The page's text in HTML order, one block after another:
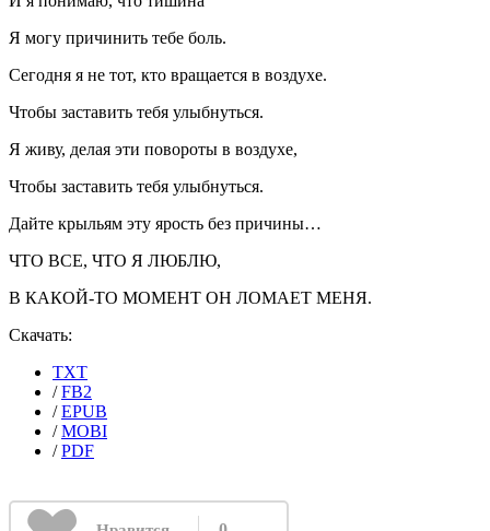
Я могу причинить тебе боль.
Сегодня я не тот, кто вращается в воздухе.
Чтобы заставить тебя улыбнуться.
Я живу, делая эти повороты в воздухе,
Чтобы заставить тебя улыбнуться.
Дайте крыльям эту ярость без причины…
ЧТО ВСЕ, ЧТО Я ЛЮБЛЮ,
В КАКОЙ-ТО МОМЕНТ ОН ЛОМАЕТ МЕНЯ.
Скачать:
TXT
/FB2
/EPUB
/MOBI
/PDF